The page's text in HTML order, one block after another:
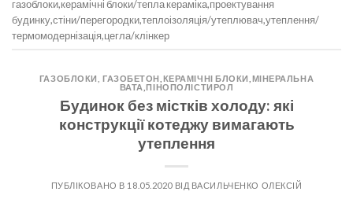
газоблоки,керамічні блоки/тепла кераміка,проектування
будинку,стіни/перегородки,теплоізоляція/утеплювач,утеплення/
термомодернізація,цегла/клінкер
ГАЗОБЛОКИ, ГАЗОБЕТОН КЕРАМІЧНІ БЛОКИ МІНЕРАЛЬНА
ВАТА ,ПІНОПОЛІСТИРОЛ
Будинок без містків холоду: які
конструкції котеджу вимагають
утеплення
ПУБЛІКОВАНО В 18.05.2020 ВІД ВАСИЛЬЧЕНКО ОЛЕКСІЙ